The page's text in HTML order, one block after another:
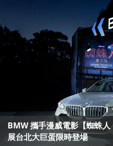
BMW 攜手漫威電影【蜘蛛
展台北大巨蛋限時登場